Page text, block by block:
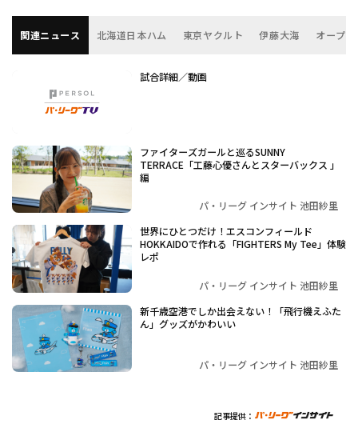
関連ニュース 北海道日本ハム 東京ヤクルト 伊藤大海 オープ
試合詳細／動画
ファイターズガールと巡るSUNNY
TERRACE「工藤心優さんとスターバックス 」
編
パ・リーグ インサイト 池田紗里
世界にひとつだけ！エスコンフィールド
HOKKAIDOで作れる「FIGHTERS My Tee」体験
レポ
パ・リーグ インサイト 池田紗里
新千歳空港でしか出会えない！「飛行機えふた
ん」グッズがかわいい
パ・リーグ インサイト 池田紗里
記事提供：